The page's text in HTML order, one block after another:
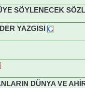
SÖYLENECEK
YAZGISI
DÜNYA VE